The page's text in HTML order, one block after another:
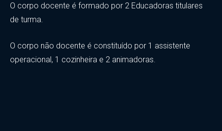
O corpo docente é formado por 2 Educadoras titulares
de turma.
O corpo não docente é constituído por 1 assistente
operacional, 1 cozinheira e 2 animadoras.